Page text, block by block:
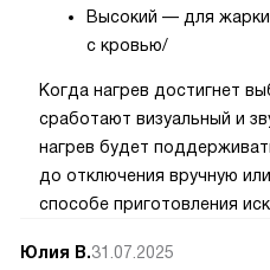
Высокий — для
с кровью/
Когда нагрев достигнет
сработают визуальный и
нагрев будет
до отключения вручную
способе приготовления
Юлия В.31.07.2025